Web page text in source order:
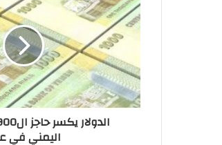
اليمني في